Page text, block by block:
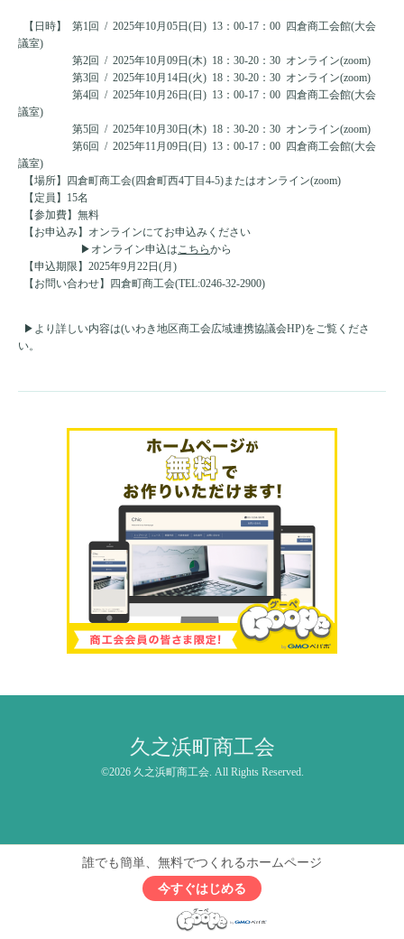
【日時】 第1回 / 2025年10月05日(日) 13：00-17：00 四倉商工会館(大会
議室)
第2回 / 2025年10月09日(木) 18：30-20：30 オンライン(zoom)
第3回 / 2025年10月14日(火) 18：30-20：30 オンライン(zoom)
第4回 / 2025年10月26日(日) 13：00-17：00 四倉商工会館(大会
議室)
第5回 / 2025年10月30日(木) 18：30-20：30 オンライン(zoom)
第6回 / 2025年11月09日(日) 13：00-17：00 四倉商工会館(大会
議室)
【場所】四倉町商工会(四倉町西4丁目4-5)またはオンライン(zoom)
【定員】15名
【参加費】無料
【お申込み】オンラインにてお申込みください
▶オンライン申込は こちらから
【申込期限】2025年9月22日(月)
【お問い合わせ】四倉町商工会(TEL:0246-32-2900)
▶より詳しい内容は(いわき地区商工会広域連携協議会HP)をご覧くださ
い。
久之浜町商工会
©2026 久之浜町商工会. All Rights Reserved.
誰でも簡単、無料でつくれるホームページ
今すぐはじめる